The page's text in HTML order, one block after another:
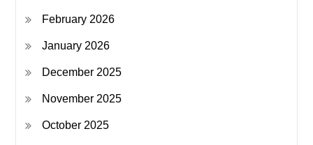
February 2026
January 2026
December 2025
November 2025
October 2025